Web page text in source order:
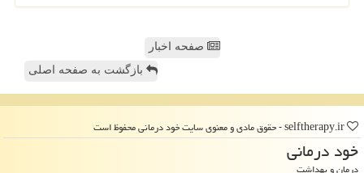
صفحه اخبار
بازگشت به صفحه اصلی
خود درمانی
درمان و بهداشت